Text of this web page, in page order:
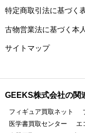
特定商取引法に基づく
古物営業法に基づく本
サイトマップ
GEEKS株式会社の関
フィギュア買取ネット
医学書買取センター
エ